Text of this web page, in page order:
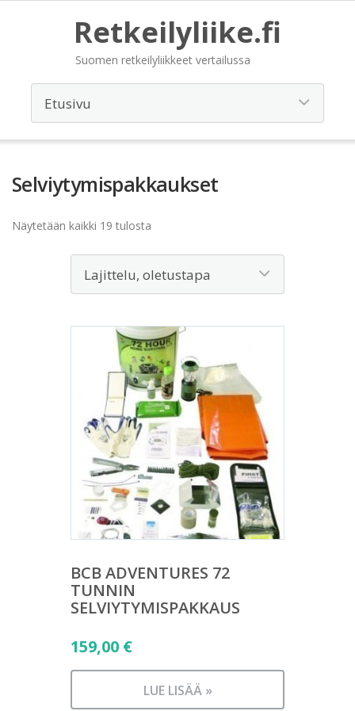
Retkeilyliike.fi
Suomen retkeilyliikkeet vertailussa
Selviytymispakkaukset
Näytetään kaikki 19 tulosta
BCB ADVENTURES 72
TUNNIN
SELVIYTYMISPAKKAUS
159,00 €
LUE LISÄÄ »